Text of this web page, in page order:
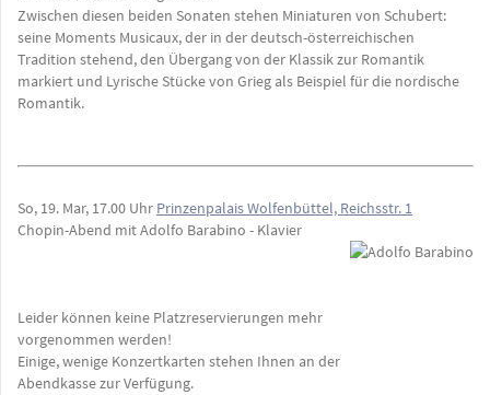
Zwischen diesen beiden Sonaten stehen Miniaturen von Schubert:
seine Moments Musicaux, der in der deutsch-österreichischen
Tradition stehend, den Übergang von der Klassik zur Romantik
markiert und Lyrische Stücke von Grieg als Beispiel für die nordische
Romantik.
So, 19. Mar, 17.00 Uhr Prinzenpalais Wolfenbüttel, Reichsstr. 1
Chopin-Abend mit Adolfo Barabino - Klavier
Leider können keine Platzreservierungen mehr
vorgenommen werden!
Einige, wenige Konzertkarten stehen Ihnen an der
Abendkasse zur Verfügung.